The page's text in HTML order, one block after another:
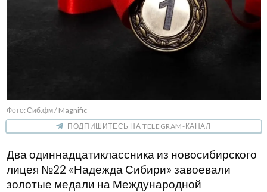
Фото: Сиб.фм / Magnific
ПОДПИШИТЕСЬ НА TELEGRAM-КАНАЛ
Два одиннадцатиклассника из новосибирского
лицея №22 «Надежда Сибири» завоевали
золотые медали на Международной